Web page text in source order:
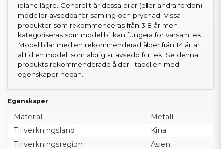
ibland lägre. Generellt är dessa bilar (eller andra fordon)
modeller avsedda för samling och prydnad. Vissa
produkter som rekommenderas från 3-8 år men
kategoriseras som modellbil kan fungera för varsam lek.
Modellbilar med en rekommenderad ålder från 14 år är
alltid en modell som aldrig är avsedd för lek. Se denna
produkts rekommenderade ålder i tabellen med
egenskaper nedan.
Egenskaper
Material
Metall
Tillverkningsland
Kina
Tillverkningsregion
Asien